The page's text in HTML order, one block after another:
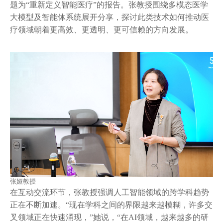
题为“重新定义智能医疗”的报告。张教授围绕多模态医学
大模型及智能体系统展开分享，探讨此类技术如何推动医
疗领域朝着更高效、更透明、更可信赖的方向发展。
张娅教授
在互动交流环节，张教授强调人工智能领域的跨学科趋势
正在不断加速。“现在学科之间的界限越来越模糊，许多交
叉领域正在快速涌现，”她说，“在AI领域，越来越多的研